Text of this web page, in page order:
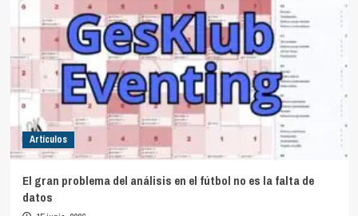
Artículos
El gran problema del análisis en el fútbol no es la falta de
datos